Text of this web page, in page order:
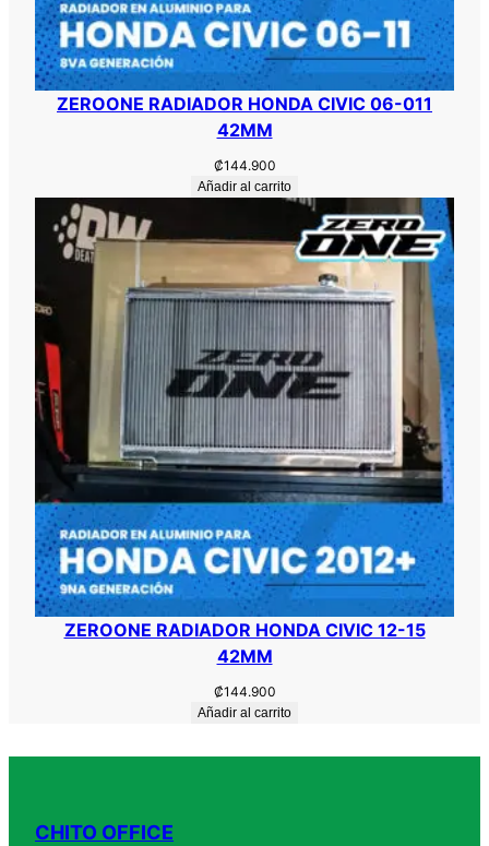
ZEROONE RADIADOR HONDA CIVIC 06-011
42MM
₡144.900
Añadir al carrito
ZEROONE RADIADOR HONDA CIVIC 12-15
42MM
₡144.900
Añadir al carrito
CHITO OFFICE